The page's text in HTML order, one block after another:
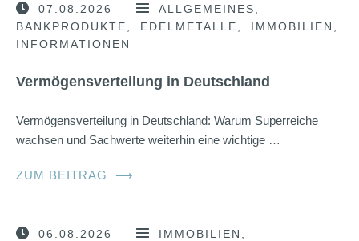
07.08.2026
ALLGEMEINES
BANKPRODUKTE
EDELMETALLE
IMMOBILIEN
INFORMATIONEN
Vermögensverteilung in Deutschland
Vermögensverteilung in Deutschland: Warum Superreiche
wachsen und Sachwerte weiterhin eine wichtige …
ZUM BEITRAG ⟶
06.08.2026
IMMOBILIEN